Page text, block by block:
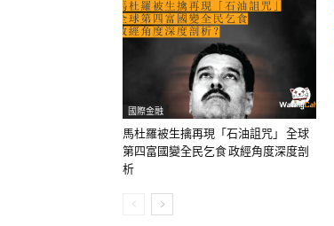
國際金融
馬杜羅被生擒再現「石油詛咒」 全球
第四富國變全民乞食 政經角度深度剖
析